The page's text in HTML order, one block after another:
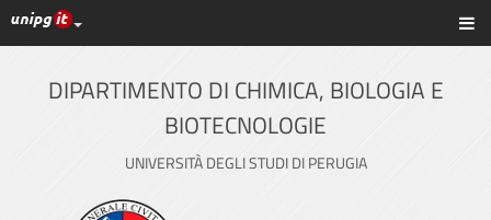
Vai
al
contenuto
principale
Link ai principali servizi web di Ateneo
DIPARTIMENTO DI CHIMICA, BIOLOGIA E
BIOTECNOLOGIE
UNIVERSITÀ DEGLI STUDI DI PERUGIA